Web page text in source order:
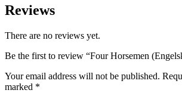
Reviews
There are no reviews yet.
Be the first to review “Four Horsemen
Your email address will not be published.
marked *